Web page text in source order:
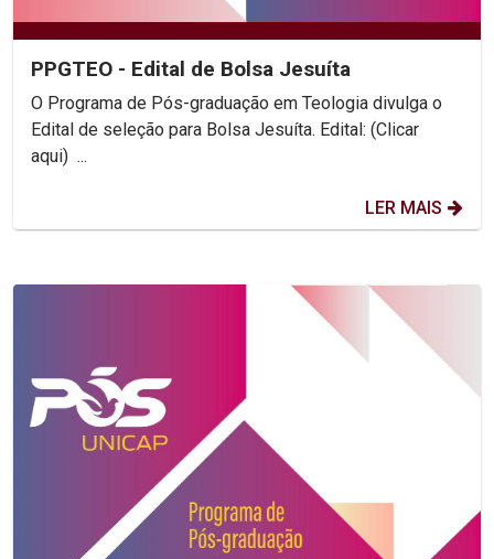
PPGTEO - Edital de Bolsa Jesuíta
O Programa de Pós-graduação em Teologia divulga o
Edital de seleção para Bolsa Jesuíta. Edital: (Clicar
aqui) ...
LER MAIS